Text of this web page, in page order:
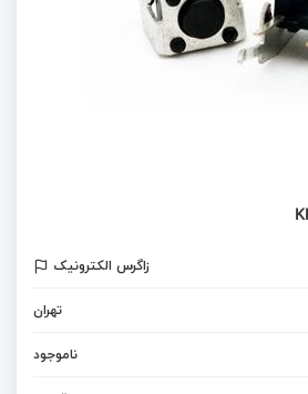
زاگرس الکترونیک
تهران
ناموجود